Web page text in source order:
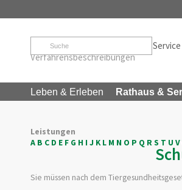
Startseite Service
Verfahrensbeschreibungen
Leben & Erleben Rathaus &
Leistungen
A B C D E F G H I J K L M N O P Q RS T U V
Sie müssen nach dem